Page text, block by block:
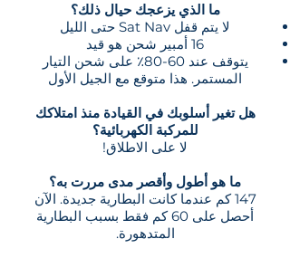
ما الذي يزعجك حيال ذلك؟
لا يتم قفل Sat Nav حتى الليل
16 أمبير شحن هو قيد
يتوقف عند 60-80٪ على شحن التيار
المستمر. هذا متوقع مع الجيل الأول
هل تغير أسلوبك في القيادة منذ امتلاكك
للمركبة الكهربائية؟
لا على الاطلاق!
ما هو أطول وأقصر مدى مررت به؟
147 كم عندما كانت البطارية جديدة. الآن
أحصل على 60 كم فقط بسبب البطارية
المتدهورة.